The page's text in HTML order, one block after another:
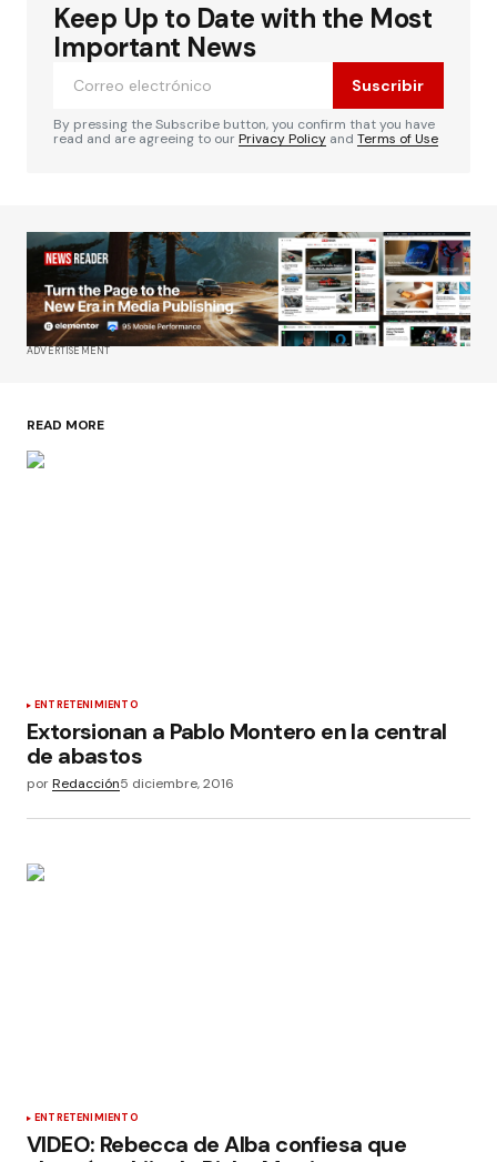
Keep Up to Date with the Most
Important News
Suscribir
By pressing the Subscribe button, you confirm that you have
read and are agreeing to ourPrivacy Policy and Terms of Use
ADVERTISEMENT
READ MORE
ENTRETENIMIENTO
Extorsionan a Pablo Montero en la central
de abastos
porRedacción5 diciembre, 2016
ENTRETENIMIENTO
VIDEO: Rebecca de Alba confiesa que